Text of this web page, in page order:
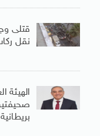
قتلى
نقل
الهيئة